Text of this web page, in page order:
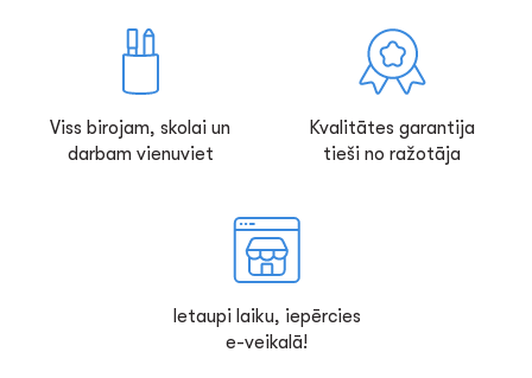
Viss birojam, skolai un
darbam vienuviet
Kvalitātes garantija
tieši no ražotāja
Ietaupi laiku, iepērcies
e-veikalā!